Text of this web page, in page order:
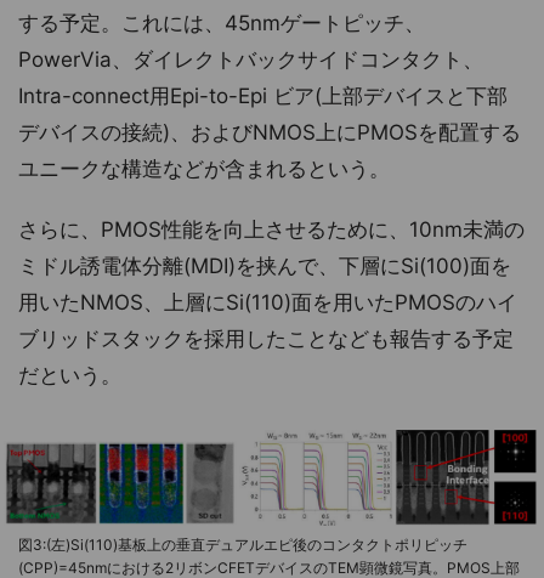
する予定。これには、45nmゲートピッチ、
PowerVia、ダイレクトバックサイドコンタクト、
Intra-connect用Epi-to-Epi ビア(上部デバイスと下部
デバイスの接続)、およびNMOS上にPMOSを配置する
ユニークな構造などが含まれるという。
さらに、PMOS性能を向上させるために、10nm未満の
ミドル誘電体分離(MDI)を挟んで、下層にSi(100)面を
用いたNMOS、上層にSi(110)面を用いたPMOSのハイ
ブリッドスタックを採用したことなども報告する予定
だという。
図3:(左)Si(110)基板上の垂直デュアルエピ後のコンタクトポリピッチ
(CPP)=45nmにおける2リボンCFETデバイスのTEM顕微鏡写真。PMOS上部